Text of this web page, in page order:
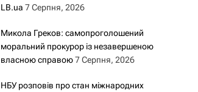
LB.ua 7 Серпня, 2026
Микола Греков: самопроголошений
моральний прокурор із незавершеною
власною справою 7 Серпня, 2026
НБУ розповів про стан міжнародних